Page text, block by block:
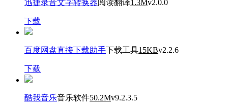
迅捷录音文字转换器 阅读翻译1.3Mv2.0.0
下载
百度网盘直接下载助手下载工具15KBv2.2.6
下载
酷我音乐音乐软件50.2Mv9.2.3.5